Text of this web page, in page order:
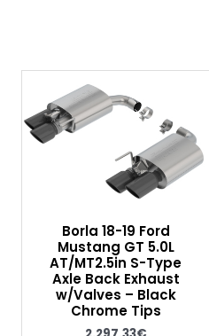
Borla 18-19 Ford
Mustang GT 5.0L
AT/MT2.5in S-Type
Axle Back Exhaust
w/Valves – Black
Chrome Tips